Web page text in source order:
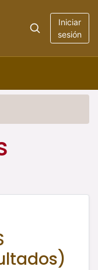
Iniciar
sesión